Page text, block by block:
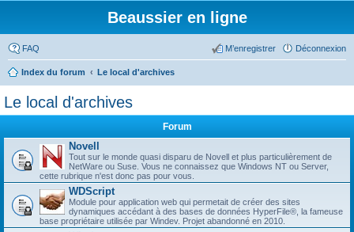
Beaussier en ligne
FAQ Déconnexion
M’enregistrer
Index du forum Le local d'archives
Le local d'archives
Forum
Novell
Tout sur le monde quasi disparu de Novell et plus particulièrement de
NetWare ou Suse. Vous ne connaissez que Windows NT ou Server,
cette rubrique n'est donc pas pour vous.
WDScript
Module pour application web qui permetait de créer des sites
dynamiques accédant à des bases de données HyperFile®, la fameuse
base propriétaire utilisée par Windev. Projet abandonné en 2010.